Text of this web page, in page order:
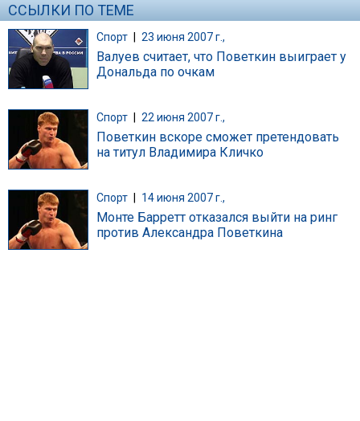
ССЫЛКИ ПО ТЕМЕ
Спорт | 23 июня 2007 г.,
Валуев считает, что Поветкин выиграет у
Дональда по очкам
Спорт 22 июня 2007 г.,
Поветкин вскоре сможет претендовать
на титул Владимира Кличко
Спорт 14 июня 2007 г.,
Монте Барретт отказался выйти на ринг
против Александра Поветкина